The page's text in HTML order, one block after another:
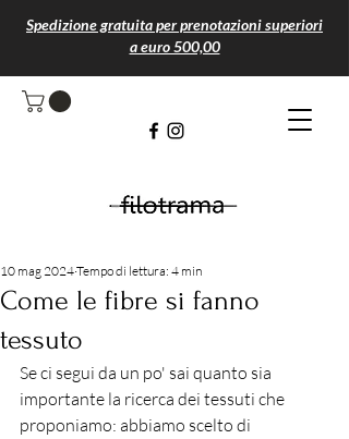
Spedizione gratuita per prenotazioni superiori
a euro 500,00
Come le fibre si fanno
tessuto
10 mag 2024Tempo di lettura: 4 min
Se ci segui da un po' sai quanto sia
importante la ricerca dei tessuti che
proponiamo: abbiamo scelto di